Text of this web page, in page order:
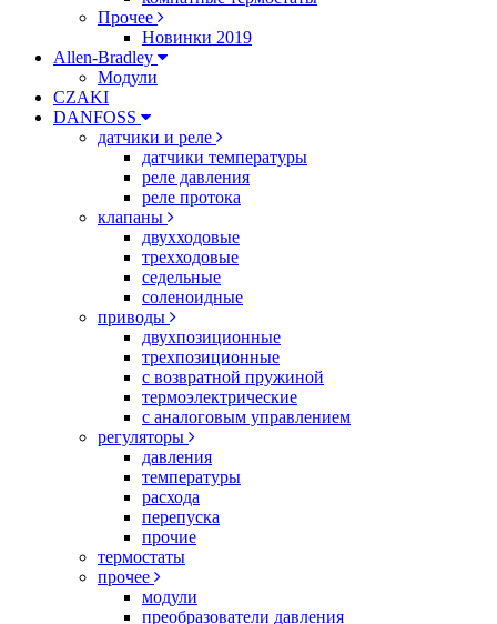
Прочее
Новинки 2019
Allen-Bradley
Модули
CZAKI
DANFOSS
датчики и реле
датчики температуры
реле давления
реле протока
клапаны
двухходовые
трехходовые
седельные
соленоидные
приводы
двухпозиционные
трехпозиционные
с возвратной пружиной
термоэлектрические
с аналоговым управлением
регуляторы
давления
температуры
расхода
перепуска
прочие
термостаты
прочее
модули
преобразователи давления